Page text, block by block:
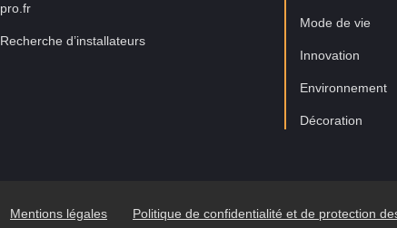
pro.fr
Recherche d’installateurs
Mode de vie
Innovation
Environnement
Décoration
Mentions légales Politique de confidentialité et de protection